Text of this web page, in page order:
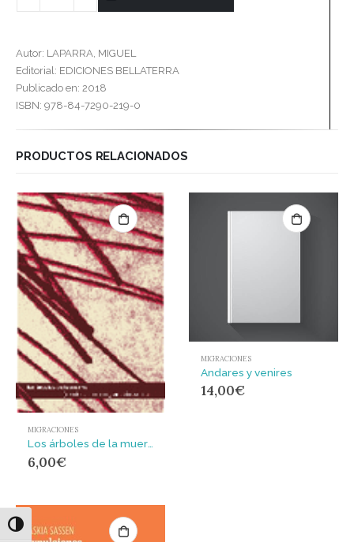
Alternar alto contraste
Autor: LAPARRA, MIGUEL
Editorial: EDICIONES BELLATERRA
Publicado en: 2018
ISBN: 978-84-7290-219-0
PRODUCTOS RELACIONADOS
MIGRACIONES
Los árboles de la muerte : crónica de un inmigrante sin papeles
6,00€
MIGRACIONES
Andares y venires
14,00€